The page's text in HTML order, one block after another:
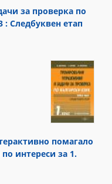
за проверка по
: Следбуквен етап
помагало
интереси за 1.